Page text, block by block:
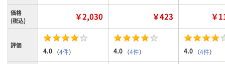
価格
(税込)
￥2,030 ￥423 ￥
評価
4.0 （4件） 4.0 （4件） 4.0 （4件）